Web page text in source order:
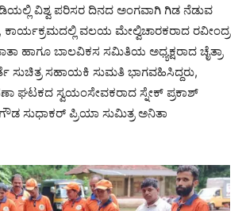
ವಿಶ್ವ ಪರಿಸರ ದಿನದ ಅಂಗವಾಗಿ ಗಿಡ ನೆಡುವ
ವಲಯ ಮೇಲ್ವಿಚಾರಕರಾದ ರವೀಂದ್ರ
ಹಾಗೂ ಬಾಲವಿಕಸ ಸಮಿತಿಯ ಅಧ್ಯಕ್ಷರಾದ ಚೈತ್ರಾ
ಸುಚಿತ್ರ ಸಹಾಯಕಿ ಸುಮತಿ ಭಾಗವಹಿಸಿದ್ದರು,
ಘಟಕದ ಸ್ವಯಂಸೇವಕರಾದ ಸ್ನೇಕ್ ಪ್ರಕಾಶ್
ಸುಧಾಕರ್ ಪ್ರಿಯಾ ಸುಮಿತ್ರ ಅನಿತಾ